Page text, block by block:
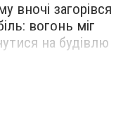
вночі загорівся
вогонь міг
на будівлю